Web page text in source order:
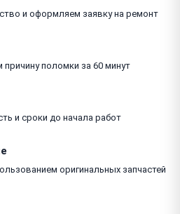
и оформляем заявку на ремонт
причину поломки за 60 минут
и сроки до начала работ
оригинальных запчастей